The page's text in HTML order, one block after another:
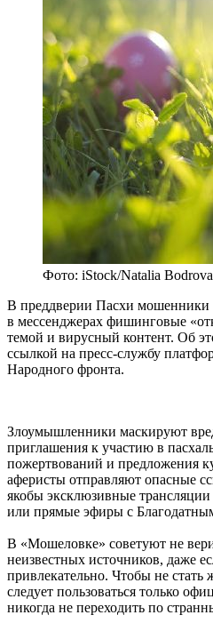
Фото: iStock/Natalia Bodrova
В преддверии Пасхи мошенники
в мессенджерах фишинговые
темой и вирусный контент. Об
ссылкой на пресс-службу
Народного фронта.
Злоумышленники маскируют
приглашения к участию в
пожертвований и предложения
аферисты отправляют опасные
якобы эксклюзивные
или прямые эфиры с
В «Мошеловке» советуют не
неизвестных источников, даже
привлекательно. Чтобы не
следует пользоваться только
никогда не переходить по